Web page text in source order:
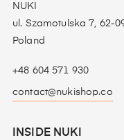
NUKI
ul. Szamotulska 7, 62-
Poland
+48 604 571 930
contact@nukishop.co
INSIDE NUKI